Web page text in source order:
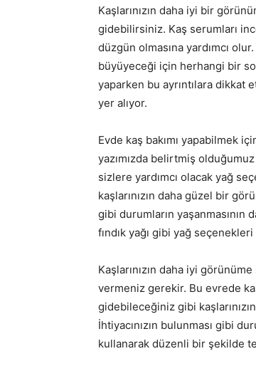
Kaşlarınızın daha iyi bir
gidebilirsiniz. Kaş serumları
düzgün olmasına yardımcı
büyüyeceği için herhangi bir
yaparken bu ayrıntılara dikkat
yer alıyor.
Evde kaş bakımı yapabilmek
yazımızda belirtmiş
sizlere yardımcı olacak yağ
kaşlarınızın daha güzel bir
gibi durumların yaşanmasının
fındık yağı gibi yağ
Kaşlarınızın daha iyi
vermeniz gerekir. Bu evrede
gidebileceğiniz gibi
İhtiyacınızın bulunması gibi
kullanarak düzenli bir şekilde